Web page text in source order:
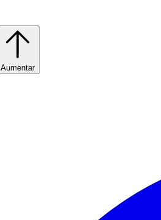
Aumentar